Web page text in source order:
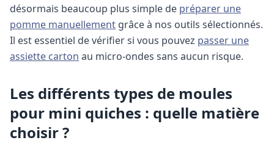
désormais beaucoup plus simple de préparer une
pomme manuellement grâce à nos outils sélectionnés.
Il est essentiel de vérifier si vous pouvez passer une
assiette carton au micro-ondes sans aucun risque.
Les différents types de moules
pour mini quiches : quelle matière
choisir ?